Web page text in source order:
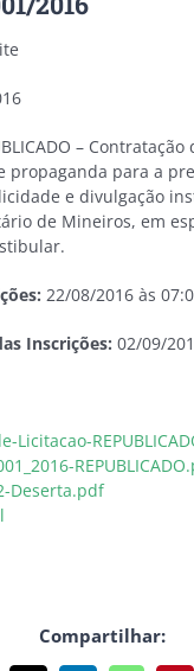
–
propaganda para a
e divulgação
de Mineiros, em
22/08/2016 às
Inscrições: 02/09/
Licitacao-
Deserta.pdf
Compartilhar: